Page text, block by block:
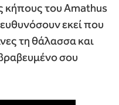
κήπους του Amathus
εκεί που
τη θάλασσα και
σου